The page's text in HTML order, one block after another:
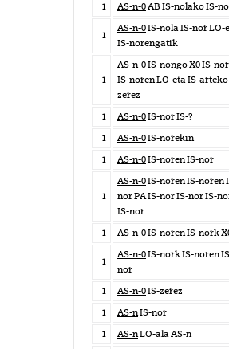
1
AS-n-0AB IS-nolako IS-
1
AS-n-0IS-nola IS-nor LO-
IS-norengatik
1
AS-n-0IS-nongo X0 IS-
IS-noren LO-eta IS-arteko
zerez
1
AS-n-0IS-nor IS-?
1
AS-n-0IS-norekin
1
AS-n-0IS-noren IS-nor
1
AS-n-0IS-noren IS-noren
nor PA IS-nor IS-nor IS-
IS-nor
1
AS-n-0IS-noren IS-nork
1
AS-n-0IS-nork IS-noren
nor
1
AS-n-0IS-zerez
1
AS-nIS-nor
1
AS-nLO-ala AS-n